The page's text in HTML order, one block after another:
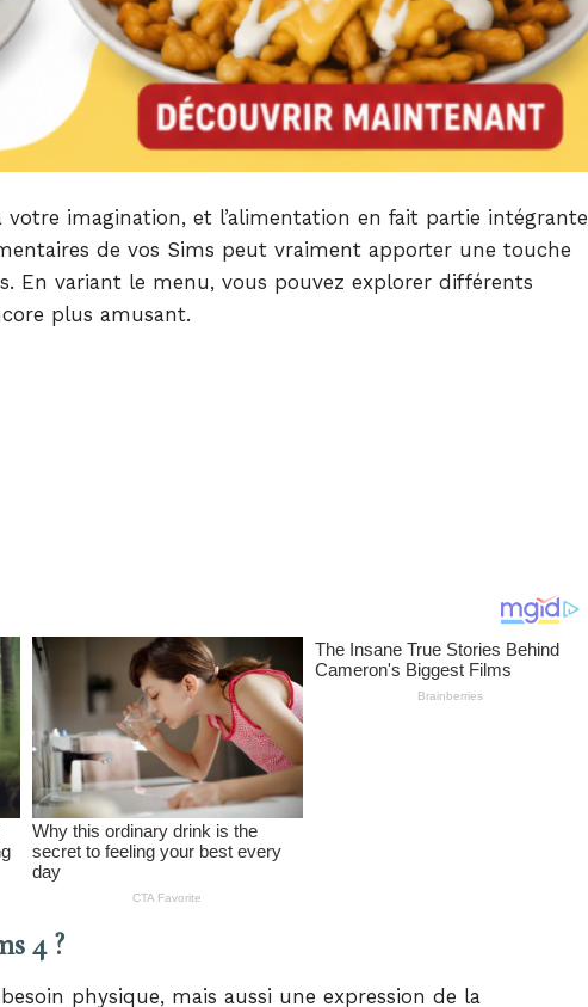
imagination, et l’alimentation en fait partie intégrante
de vos Sims peut vraiment apporter une touche
En variant le menu, vous pouvez explorer différents
plus amusant.
4 ?
physique, mais aussi une expression de la